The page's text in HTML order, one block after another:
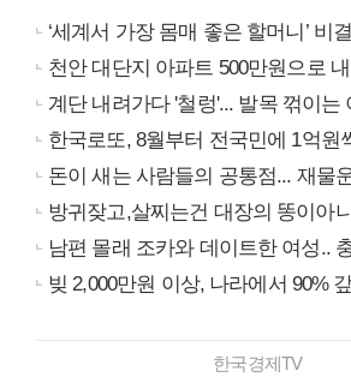
‘세계서 가장 몸매 좋은 할머니’ 비
천안 대단지 아파트 500만원으로
계단 내려가다 '철렁'... 발목 꺾이는
한국로또, 8월부터 전국민에 1억원
돈이 새는 사람들의 공통점... 재물
방귀잦고,살찌는건 대장의 똥이아
남편 몰래 조카와 데이트한 여성..
빚 2,000만원 이상, 나라에서 90%
한국경제TV